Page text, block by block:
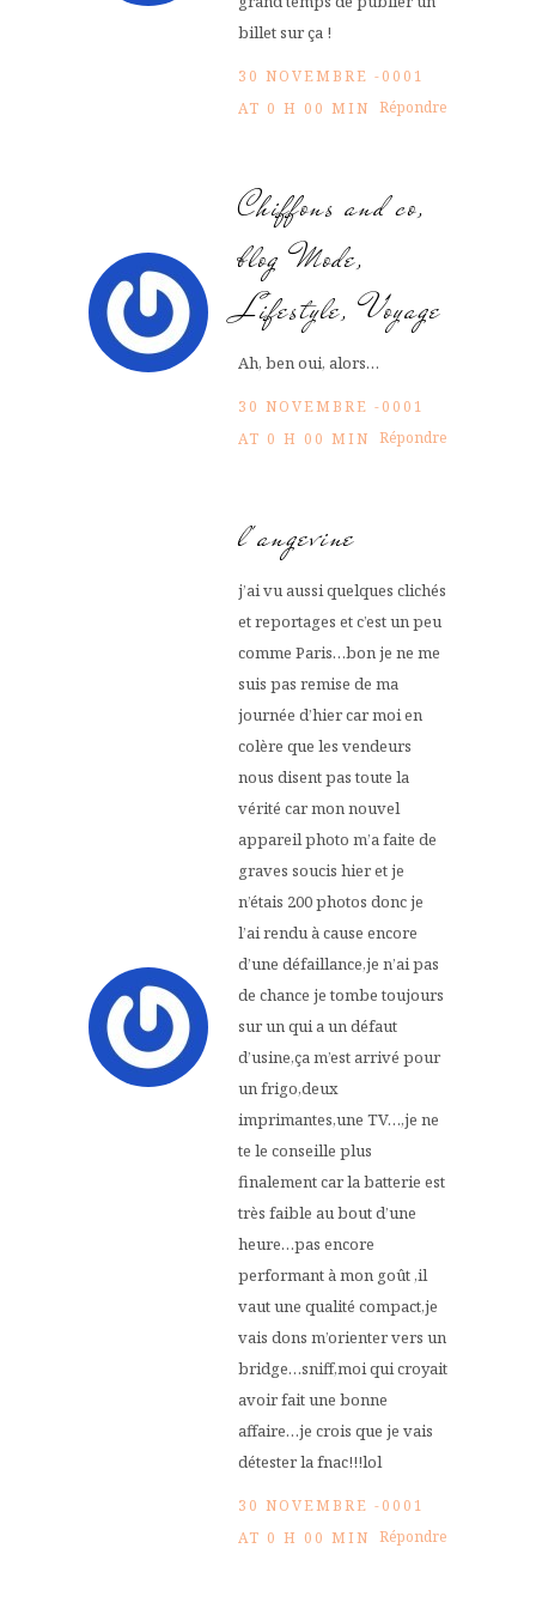
billet sur ça !
30 NOVEMBRE -0001
AT 0 H 00 MIN Répondre
Chiffons and co,
blog Mode,
Lifestyle, Voyage
Ah, ben oui, alors…
30 NOVEMBRE -0001
AT 0 H 00 MIN Répondre
l'angevine
j’ai vu aussi quelques clichés
et reportages et c’est un peu
comme Paris…bon je ne me
suis pas remise de ma
journée d’hier car moi en
colère que les vendeurs
nous disent pas toute la
vérité car mon nouvel
appareil photo m’a faite de
graves soucis hier et je
n’étais 200 photos donc je
l’ai rendu à cause encore
d’une défaillance,je n’ai pas
de chance je tombe toujours
sur un qui a un défaut
d’usine,ça m’est arrivé pour
un frigo,deux
imprimantes,une TV…,je ne
te le conseille plus
finalement car la batterie est
très faible au bout d’une
heure…pas encore
performant à mon goût ,il
vaut une qualité compact,je
vais dons m’orienter vers un
bridge…sniff,moi qui croyait
avoir fait une bonne
affaire…je crois que je vais
détester la fnac!!!lol
30 NOVEMBRE -0001
AT 0 H 00 MIN Répondre